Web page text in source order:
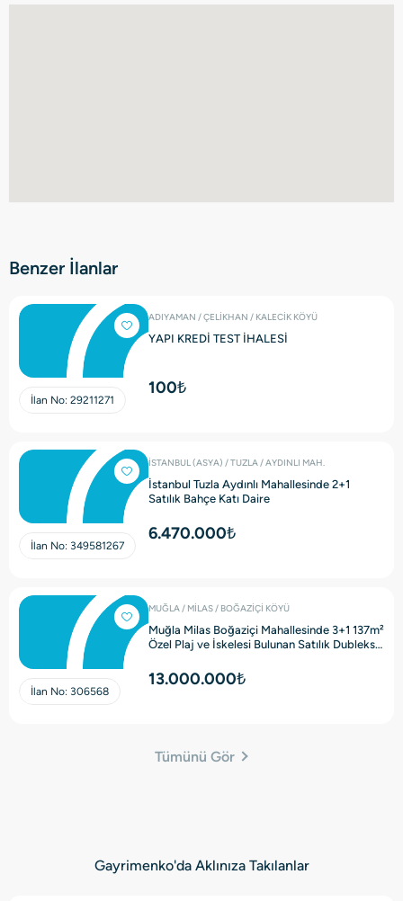
Benzer İlanlar
İlan No: 29211271
ADIYAMAN / ÇELİKHAN / KALECİK KÖYÜ
YAPI KREDİ TEST İHALESİ
100₺
İlan No: 349581267
İSTANBUL (ASYA) / TUZLA / AYDINLI MAH.
İstanbul Tuzla Aydınlı Mahallesinde 2+1
Satılık Bahçe Katı Daire
6.470.000₺
İlan No: 306568
MUĞLA / MİLAS / BOĞAZİÇİ KÖYÜ
Muğla Milas Boğaziçi Mahallesinde 3+1 137m²
Özel Plaj ve İskelesi Bulunan Satılık Dubleks
13.000.000₺
Tümünü Gör
Gayrimenko'da Aklınıza Takılanlar